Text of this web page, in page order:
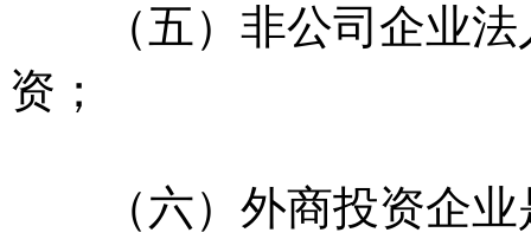
（五）非公司企业法
资；
（六）外商投资企业